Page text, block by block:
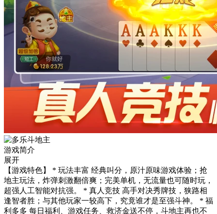
游戏简介
展开
【游戏特色】 * 玩法丰富 经典叫分，原汁原味游戏体验；抢
地主玩法，炸弹刺激翻倍爽；完美单机，无流量也可随时玩，
超强人工智能对抗强。 * 真人竞技 高手对决秀牌技，狭路相
逢智者胜；与其他玩家一较高下，究竟谁才是至强斗神。 * 福
利多多 每日福利、游戏任务、救济金送不停，斗地主再也不